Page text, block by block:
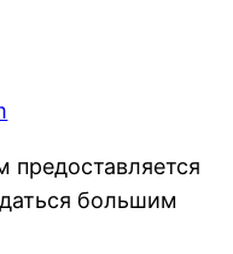
предоставляется
большим